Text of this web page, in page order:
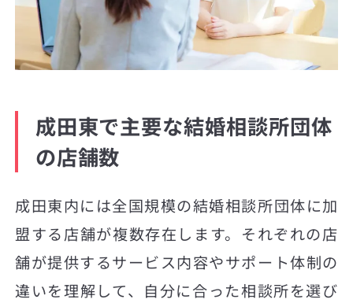
成田東で主要な結婚相談所団体
の店舗数
成田東内には全国規模の結婚相談所団体に加
盟する店舗が複数存在します。それぞれの店
舗が提供するサービス内容やサポート体制の
違いを理解して、自分に合った相談所を選び